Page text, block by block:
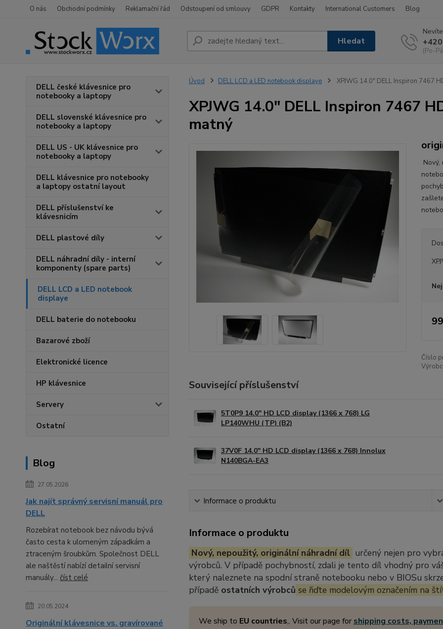
O nás Obchodní podmínky Reklamační řád Odstoupení od smlouvy GDPR Kontakty International Customers Blog
Hledat
(Po-
DELL české klávesnice pro
notebooky a laptopy
DELL slovenské klávesnice pro
notebooky a laptopy
DELL US - UK klávesnice pro
notebooky a laptopy
DELL klávesnice pro notebooky
a laptopy ostatní layout
DELL příslušenství ke
klávesnicím
DELL plastové díly
DELL náhradní díly - interní
komponenty (spare parts)
DELL LCD a LED notebook
displaye
DELL baterie do notebooku
Bazarové zboží
Elektronické licence
HP klávesnice
Servery
Ostatní
Blog
27.05.2026
Jak najít správný servisní manuál pro
DELL
Rozebírat notebook bez návodu bývá
často cesta k ulomeným západkám a
ztraceným šroubkům. Společnost DELL
ale naštěstí nabízí detailní servisní
manuály... číst celé
20.05.2024
Originální klávesnice vs. gravírované
Úvod DELL LCD a LED notebook displaye XPJWG 14.0" DELL Inspiron 7467
XPJWG 14.0" DELL Inspiron 7467
matný
Číslo
Související příslušenství
5T0P9 14.0" HD LCD display (1366 x 768) LG
LP140WHU (TP) (B2)
37V0F 14.0" HD LCD display (1366 x 768) Innolux
N140BGA-EA3
Informace o produktu
Informace o produktu
Nový, nepoužitý, originální náhradní díl určený nejen pro
výrobců. V případě pochybností, zdali je tento díl vhodný pro
který naleznete na spodní straně notebooku nebo v BIOSu
případě ostatních výrobců se řiďte modelovým označením na
We ship to EU countries,. Visit our page for shipping costs,